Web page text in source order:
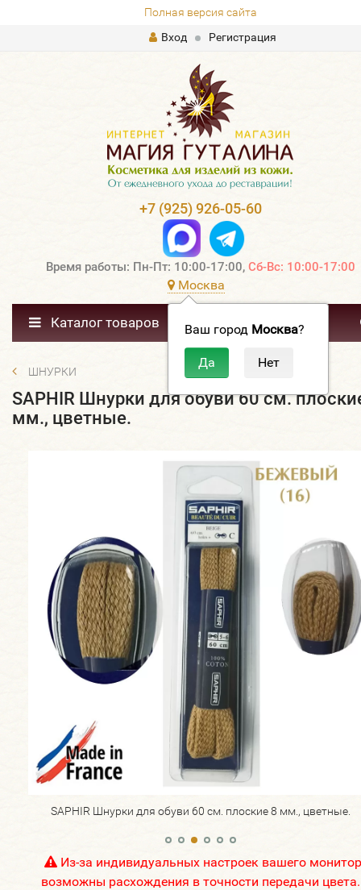
Полная версия сайта
Вход
Регистрация
+7 (925) 926-05-60
Время работы: Пн-Пт: 10:00-17:00, Сб-Вс: 10:00-17:00
Москва
Ваш город Москва?
Каталог товаров
ШНУРКИ
SAPHIR Шнурки для обуви 60 см.
мм., цветные.
SAPHIR Шнурки для обуви 60 см. плоские 8 мм., цветные.
Из-за индивидуальных настроек вашего
возможны расхождения в точности передачи цвета.